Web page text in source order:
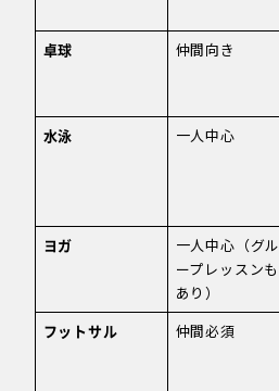
卓球
仲間向き
水泳
一人中心
ヨガ
一人中心（グル
ープレッスンも
あり）
フットサル
仲間必須